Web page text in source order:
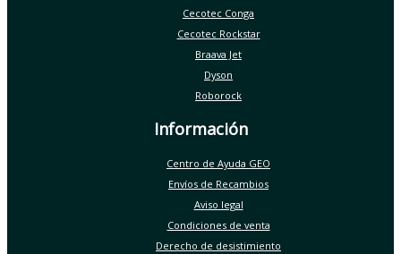
Cecotec Conga
Cecotec Rockstar
Braava Jet
Dyson
Roborock
Información
Centro de Ayuda GEO
Envíos de Recambios
Aviso legal
Condiciones de venta
Derecho de desistimiento